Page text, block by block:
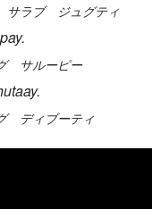
ラブ ジュグティ
サルーピー
ディブーティ